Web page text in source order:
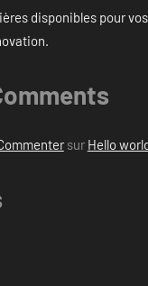
disponibles pour
sur Hello